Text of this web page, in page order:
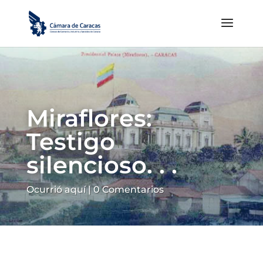
Miraflores:
Testigo
silencioso. . .
Ocurrió aquí|0 Comentarios